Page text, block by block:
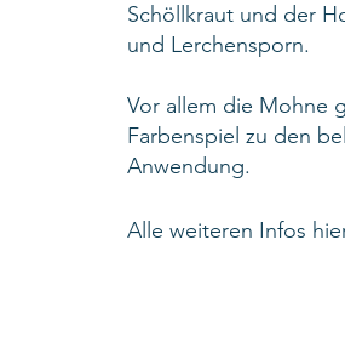
Schöllkraut und der
und Lerchensporn.
Vor allem die Mohne
Farbenspiel zu den
Anwendung.
Alle weiteren Infos